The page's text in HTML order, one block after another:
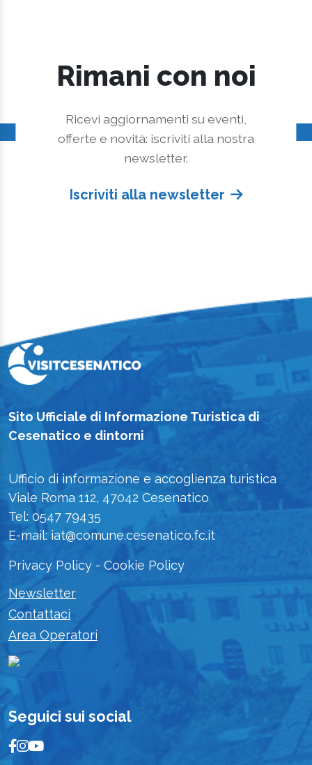
Rimani con noi
Ricevi aggiornamenti su eventi,
offerte e novità: iscriviti alla nostra
newsletter.
Iscriviti alla newsletter
Sito Ufficiale di Informazione Turistica di
Cesenatico e dintorni
Ufficio di informazione e accoglienza turistica
Viale Roma 112, 47042 Cesenatico
Tel: 0547 79435
E-mail: iat@comune.cesenatico.fc.it
Privacy Policy - Cookie Policy
Newsletter
Contattaci
Area Operatori
Seguici sui social